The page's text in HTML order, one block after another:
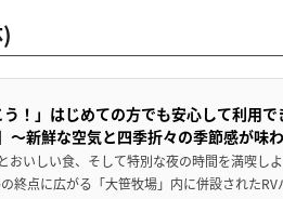
う！」はじめての方でも安心して利用
～新鮮な空気と四季折々の季節感が味
いしい食、そして特別な夜の時間を満喫しよ
終点に広がる「大笹牧場」内に併設された